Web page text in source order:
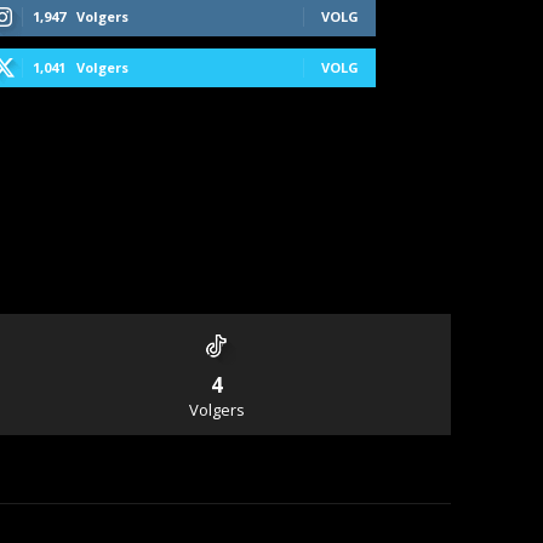
1,947 Volgers VOLG
1,041 Volgers VOLG
4
Volgers